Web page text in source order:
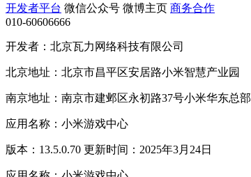
开发者平台 微信公众号 微博主页 商务合作
010-60606666
开发者：北京瓦力网络科技有限公司
北京地址：北京市昌平区安居路小米智慧产业园
南京地址：南京市建邺区永初路37号小米华东总部
应用名称：小米游戏中心
版本：13.5.0.70 更新时间：2025年3月24日